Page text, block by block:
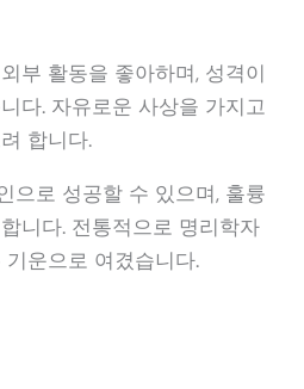
부 활동을 좋아하며, 성격이
다. 자유로운 사상을 가지고
합니다.
으로 성공할 수 있으며, 훌륭
니다. 전통적으로 명리학자
운으로 여겼습니다.